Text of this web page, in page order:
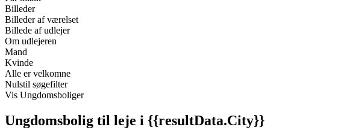
Billeder
Billeder af værelset
Billede af udlejer
Om udlejeren
Mand
Kvinde
Alle er velkomne
Nulstil søgefilter
Vis Ungdomsboliger
Ungdomsbolig til leje i {{resultData.City}}